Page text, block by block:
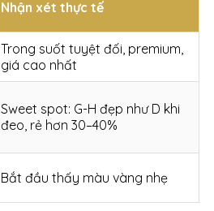
Nhận xét thực tế
Trong suốt tuyệt đối, premium,
giá cao nhất
Sweet spot: G-H đẹp như D khi
đeo, rẻ hơn 30–40%
Bắt đầu thấy màu vàng nhẹ